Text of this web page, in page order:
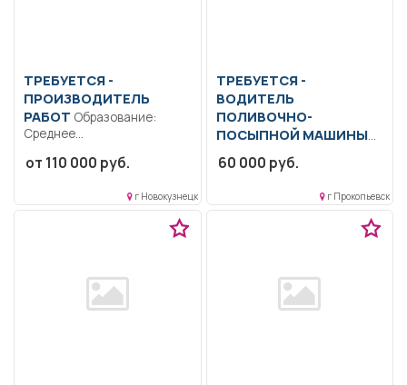
ТРЕБУЕТСЯ -
ПРОИЗВОДИТЕЛЬ
РАБОТ
Среднее
образование.. Организация
строительно-монтажных
работ....
от 110 000 руб.
г Новокузнецк
ТРЕБУЕТСЯ -
ВОДИТЕЛЬ
ПОЛИВОЧНО-
ПОСЫПНОЙ МАШИНЫ
покрытий, обочин, лотков, а
60 000 руб.
г Прокопьевск